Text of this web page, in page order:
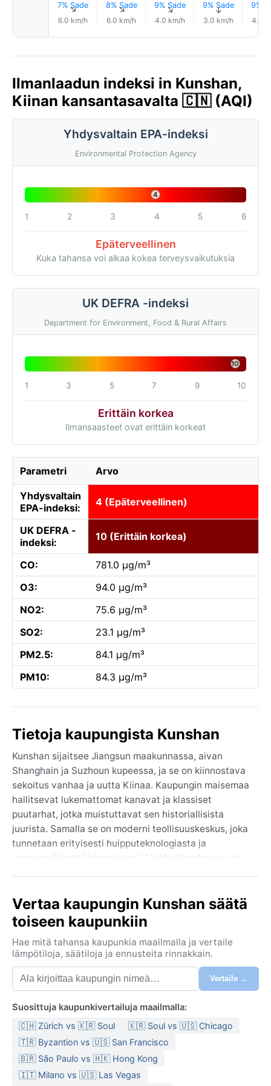
7% Sade
↑
6.0 km/h
8% Sade
↑
6.0 km/h
9% Sade
↑
4.0 km/h
9% Sade
↑
3.0 km/h
9%
4.0
Ilmanlaadun indeksi in Kunshan,
Kiinan kansantasavalta 🇨🇳 (AQI)
Yhdysvaltain EPA-indeksi
Environmental Protection Agency
4
1 2 3 4 5 6
Epäterveellinen
Kuka tahansa voi alkaa kokea terveysvaikutuksia
UK DEFRA -indeksi
Department for Environment, Food & Rural Affairs
10
1 3 5 7 9 10
Erittäin korkea
Ilmansaasteet ovat erittäin korkeat
Parametri Arvo
Yhdysvaltain
EPA-indeksi:
4 (Epäterveellinen)
UK DEFRA -
indeksi:
10 (Erittäin korkea)
CO:
781.0 µg/m³
O3:
94.0 µg/m³
NO2:
75.6 µg/m³
SO2:
23.1 µg/m³
PM2.5:
84.1 µg/m³
PM10:
84.3 µg/m³
Tietoja kaupungista Kunshan
Kunshan sijaitsee Jiangsun maakunnassa, aivan
Shanghain ja Suzhoun kupeessa, ja se on kiinnostava
sekoitus vanhaa ja uutta Kiinaa. Kaupungin maisemaa
hallitsevat lukemattomat kanavat ja klassiset
puutarhat, jotka muistuttavat sen historiallisista
juurista. Samalla se on moderni teollisuuskeskus, joka
tunnetaan erityisesti huipputeknologiasta ja
kansainvälisestä bisneksestä. Vaikka Kunshan ei ole
Zhuozhengin puutarha ja Qiandengin historiallinen
vanhakaupunki.
Ilmastoluokaltaan Kunshan kuuluu Köppenin
luokituksessa tyyppiin Cfa eli kostea subtrooppinen.
Kesät ovat kuumia ja hyvin kosteita, ja lämpötilat
kohoavat heinäkuussa usein yli 30 asteeseen. Sateet
ovat runsaat, ja vuoden sateisin jakso ajoittuu
toukokuusta syyskuuhun, jolloin sadekuurot ja
ukkosmyrskyt ovat arkipäivää. Talvet ovat leutoja ja
suhteellisen kuivia, lämpötilojen pysytellessä päivisin
5–10 asteen tuntumassa. Pakkasta on harvoin, mutta
sumuisia aamuja esiintyy usein. Ilmankosteus on
korkea ympäri vuoden, joten pakkauslistalla
Vertaa kaupungin Kunshan säätä
toiseen kaupunkiin
Hae mitä tahansa kaupunkia maailmalla ja vertaile
lämpötiloja, säätiloja ja ennusteita rinnakkain.
Vertaile →
Suosittuja kaupunkivertailuja maailmalla:
🇨🇭 Zürich vs 🇰🇷 Soul
🇰🇷 Soul vs 🇺🇸 Chicago
🇹🇷 Byzantion vs 🇺🇸 San Francisco
🇧🇷 São Paulo vs 🇭🇰 Hong Kong
🇮🇹 Milano vs 🇺🇸 Las Vegas